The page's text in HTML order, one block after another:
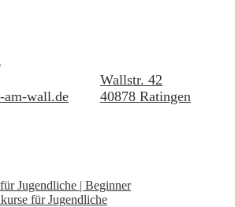
am-wall.de
Wallstr. 42
40878 Ratingen
Jugendliche | Beginner
für Jugendliche